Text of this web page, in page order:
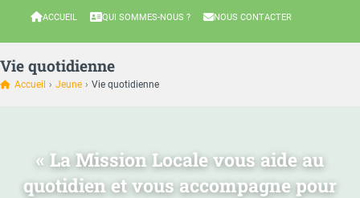
ACCUEIL QUI SOMMES-NOUS ? NOUS CONTACTER
Vie quotidienne
Accueil › Jeune › Vie quotidienne
« La Mission Locale vous aide au
quotidien et vous accompagne pour